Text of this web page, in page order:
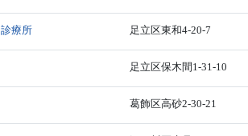
療所 足立区東和4-20-7
足立区保木間1-31-10
葛飾区高砂2-30-21